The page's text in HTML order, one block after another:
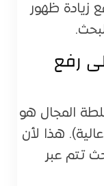
ظهور
رفع
المجال هو
هذا لأن
تتم عبر